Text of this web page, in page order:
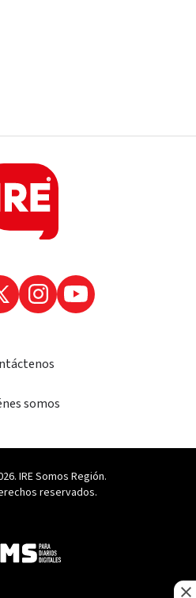
somos
IRE Somos Región.
reservados.